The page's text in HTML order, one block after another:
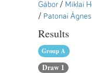
Gábor / Miklai
/ Patonai
Results
Group A
Draw 1